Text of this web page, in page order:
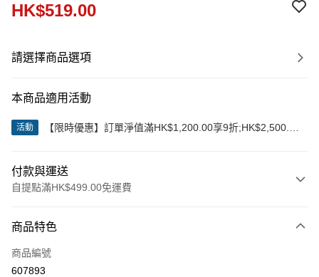
HK$519.00
請選擇商品選項
本商品適用活動
活動
【限時優惠】訂單淨值滿HK$1,200.00享9折;HK$2,500.00
付款與運送
自提點滿HK$499.00免運費
信用卡
Apple Pay
商品特色
商品編號
607893